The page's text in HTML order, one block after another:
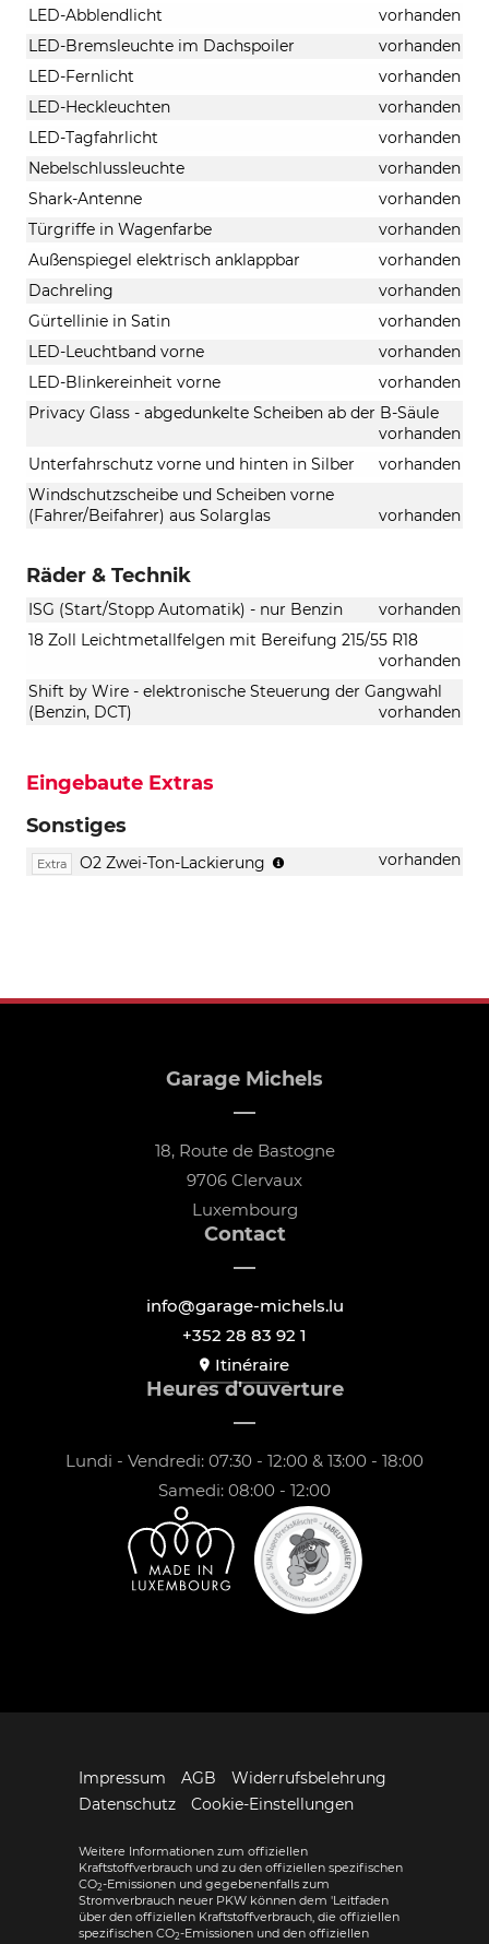
LED-Abblendlicht
vorhanden
LED-Bremsleuchte im Dachspoiler
vorhanden
LED-Fernlicht
vorhanden
LED-Heckleuchten
vorhanden
LED-Tagfahrlicht
vorhanden
Nebelschlussleuchte
vorhanden
Shark-Antenne
vorhanden
Türgriffe in Wagenfarbe
vorhanden
Außenspiegel elektrisch anklappbar
vorhanden
Dachreling
vorhanden
Gürtellinie in Satin
vorhanden
LED-Leuchtband vorne
vorhanden
LED-Blinkereinheit vorne
vorhanden
Privacy Glass - abgedunkelte Scheiben ab der B-Säule
vorhanden
Unterfahrschutz vorne und hinten in Silber
vorhanden
Windschutzscheibe und Scheiben vorne
(Fahrer/Beifahrer) aus Solarglas
vorhanden
Räder & Technik
ISG (Start/Stopp Automatik) - nur Benzin
vorhanden
18 Zoll Leichtmetallfelgen mit Bereifung 215/55 R18
vorhanden
Shift by Wire - elektronische Steuerung der Gangwahl
(Benzin, DCT)
vorhanden
Eingebaute Extras
Sonstiges
Extra O2 Zwei-Ton-Lackierung
Kontrastdachvorhanden
Garage Michels
18, Route de Bastogne
9706 Clervaux
Luxembourg
Contact
info@garage-michels.lu
+352 28 83 92 1
Itinéraire
Heures d'ouverture
Lundi - Vendredi: 07:30 - 12:00 & 13:00 - 18:00
Samedi: 08:00 - 12:00
Impressum AGB
Widerrufsbelehrung
Datenschutz
Cookie-Einstellungen
Weitere Informationen zum offiziellen
Kraftstoffverbrauch und zu den offiziellen spezifischen
CO2-Emissionen und gegebenenfalls zum
Stromverbrauch neuer PKW können dem 'Leitfaden
über den offiziellen Kraftstoffverbrauch, die offiziellen
spezifischen CO2-Emissionen und den offiziellen